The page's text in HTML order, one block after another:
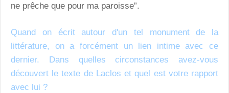
ne prêche que pour ma paroisse”.
Quand on écrit autour d'un tel monument de la
littérature, on a forcément un lien intime avec ce
dernier. Dans quelles circonstances avez-vous
découvert le texte de Laclos et quel est votre rapport
avec lui ?